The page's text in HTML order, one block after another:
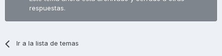
respuestas.
Ir a la lista de temas